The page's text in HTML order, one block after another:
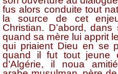
fus alors conduite tout
la source de cet
Christian. D’abord,
quand sa mère lui apprit
qui priaient Dieu en se
quand il fut tout jeune
d’Algérie, il noua